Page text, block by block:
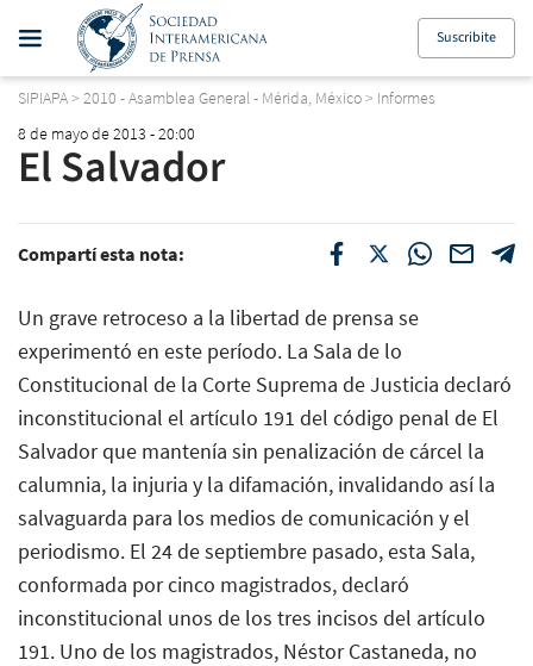
Suscribite
SIPIAPA> 2010 - Asamblea General - Mérida, México> Informes
8 de mayo de 2013 - 20:00
El Salvador
Compartí esta nota:
Un grave retroceso a la libertad de prensa se
experimentó en este período. La Sala de lo
Constitucional de la Corte Suprema de Justicia declaró
inconstitucional el artículo 191 del código penal de El
Salvador que mantenía sin penalización de cárcel la
calumnia, la injuria y la difamación, invalidando así la
salvaguarda para los medios de comunicación y el
periodismo. El 24 de septiembre pasado, esta Sala,
conformada por cinco magistrados, declaró
inconstitucional unos de los tres incisos del artículo
191. Uno de los magistrados, Néstor Castaneda, no